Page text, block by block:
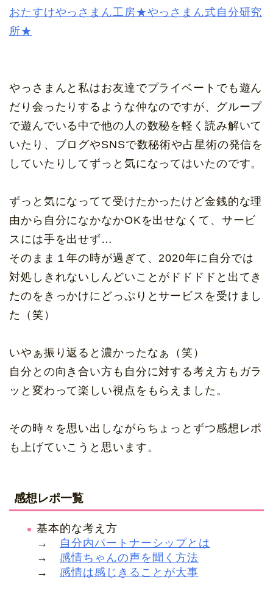
おたすけやっさまん工房★やっさまん式自分研究
所★
やっさまんと私はお友達でプライベートでも遊ん
だり会ったりするような仲なのですが、グループ
で遊んでいる中で他の人の数秘を軽く読み解いて
いたり、ブログやSNSで数秘術や占星術の発信を
していたりしてずっと気になってはいたのです。
ずっと気になってて受けたかったけど金銭的な理
由から自分になかなかOKを出せなくて、サービ
スには手を出せず…
そのまま１年の時が過ぎて、2020年に自分では
対処しきれないしんどいことがドドドドと出てき
たのをきっかけにどっぷりとサービスを受けまし
た（笑）
いやぁ振り返ると濃かったなぁ（笑）
自分との向き合い方も自分に対する考え方もガラ
ッと変わって楽しい視点をもらえました。
その時々を思い出しながらちょっとずつ感想レポ
も上げていこうと思います。
感想レポ一覧
基本的な考え方
→ 自分内パートナーシップとは
→ 感情ちゃんの声を聞く方法
→ 感情は感じきることが大事